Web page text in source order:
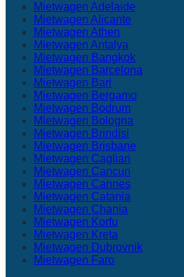
Mietwagen Adelaide
Mietwagen Alicante
Mietwagen Athen
Mietwagen Antalya
Mietwagen Bangkok
Mietwagen Barcelona
Mietwagen Bari
Mietwagen Bergamo
Mietwagen Bodrum
Mietwagen Bologna
Mietwagen Brindisi
Mietwagen Brisbane
Mietwagen Cagliari
Mietwagen Cancun
Mietwagen Cannes
Mietwagen Catania
Mietwagen Chania
Mietwagen Korfu
Mietwagen Kreta
Mietwagen Dubrovnik
Mietwagen Faro